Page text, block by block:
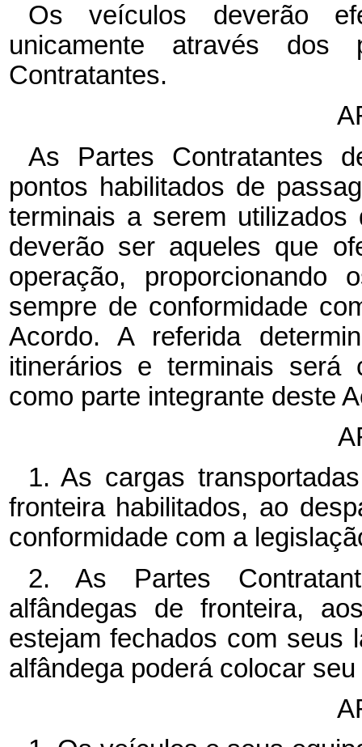
Os veículos deverão
unicamente através dos
Contratantes.
As Partes Contratantes
pontos habilitados de
terminais a serem
deverão ser aqueles que
operação, proporcionando
sempre de conformidade
Acordo. A referida
itinerários e terminais será
como parte integrante deste
1. As cargas
fronteira habilitados, ao
conformidade com a
2. As Partes
alfândegas de fronteira,
estejam fechados com seus
alfândega poderá colocar